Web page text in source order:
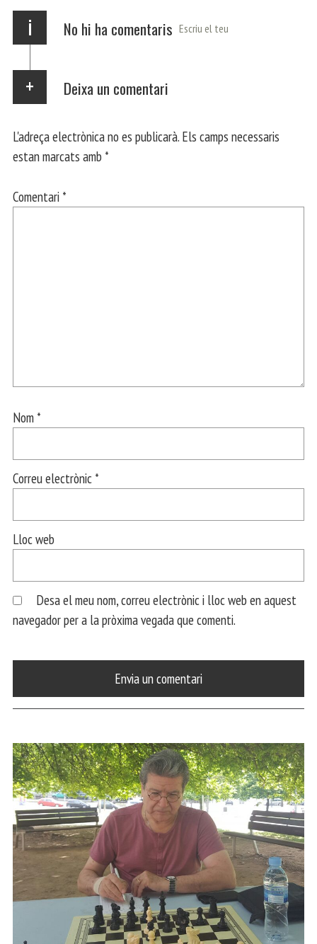
i No hi ha comentaris Escriu el teu
Deixa un comentari
L'adreça electrònica no es publicarà. Els camps necessaris
estan marcats amb *
Comentari *
Nom *
Correu electrònic *
Lloc web
Desa el meu nom, correu electrònic i lloc web en aquest
navegador per a la pròxima vegada que comenti.